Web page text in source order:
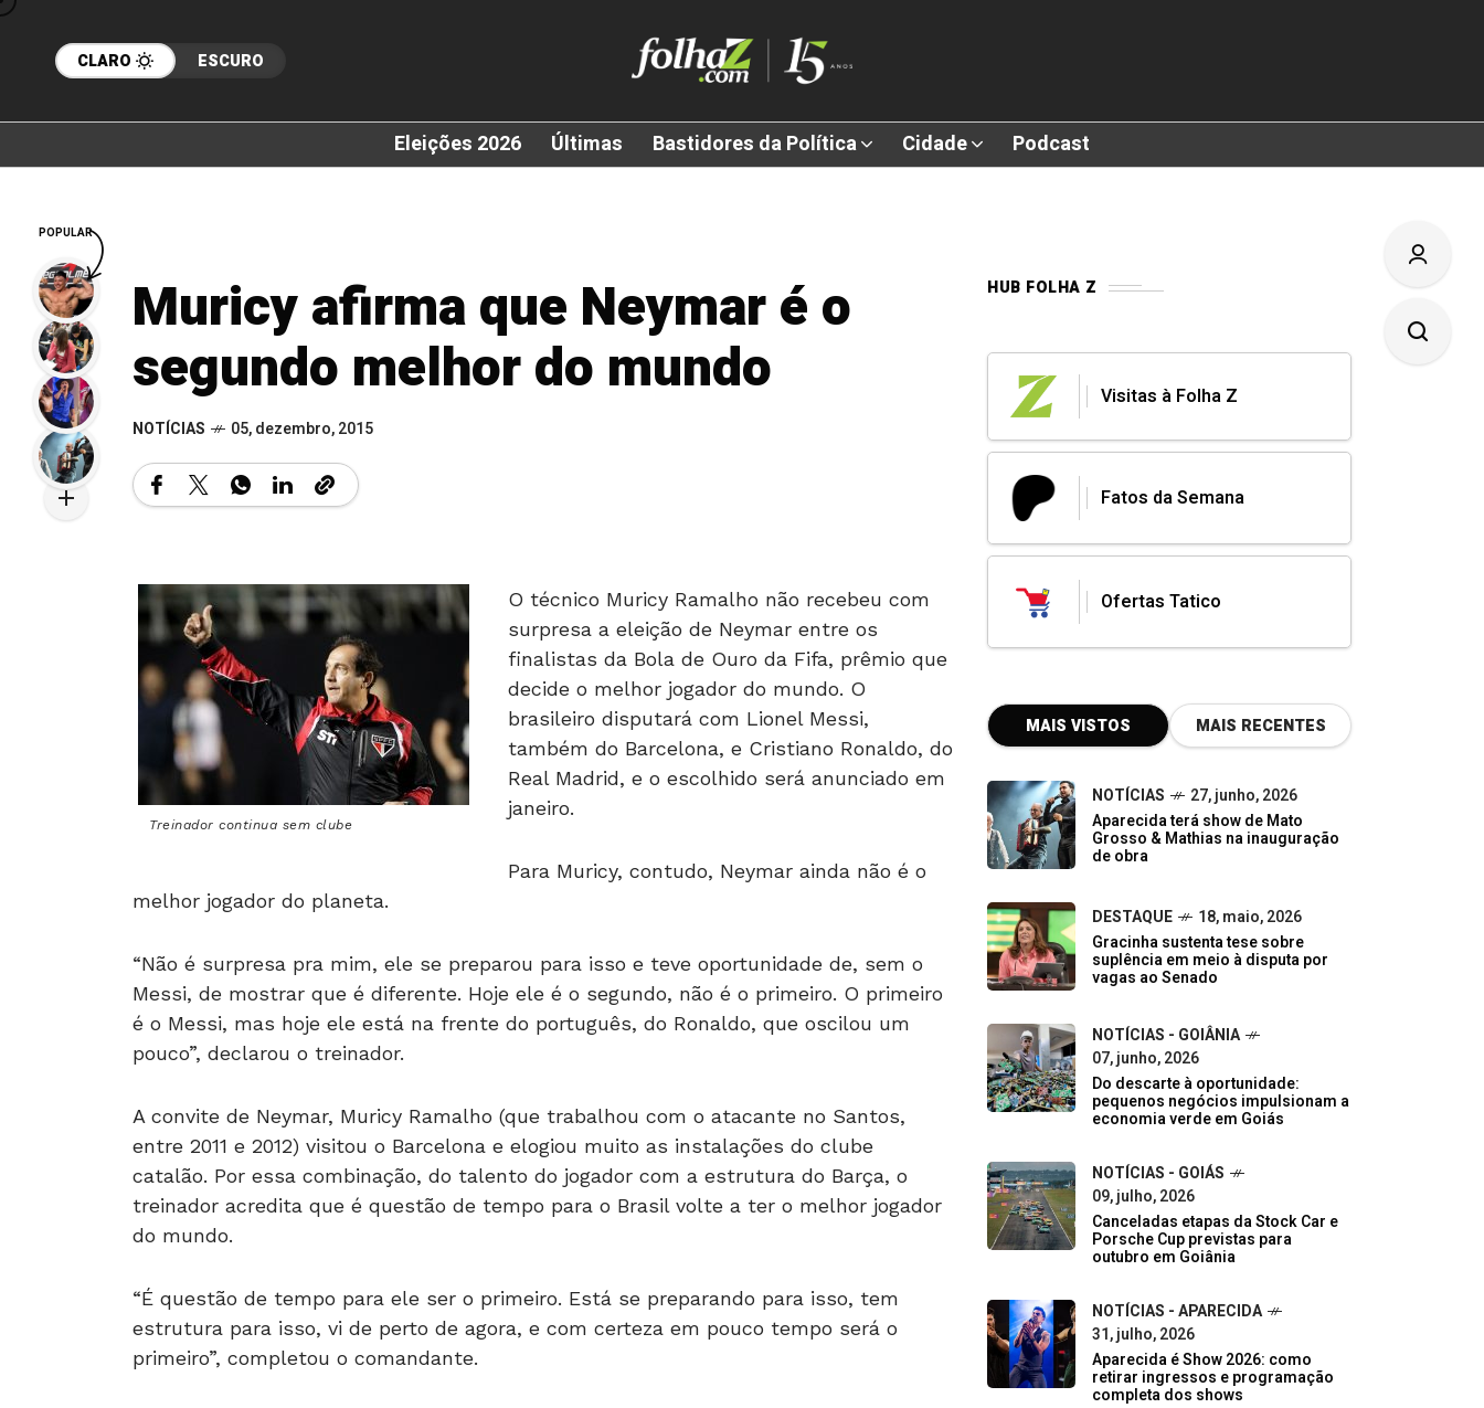
CLARO ESCURO
Eleições 2026 Últimas Bastidores da Política Cidade Podcast
Muricy afirma que Neymar é o
segundo melhor do mundo
NOTÍCIAS 05, dezembro, 2015
Treinador continua sem clube
O técnico Muricy Ramalho não recebeu com
surpresa a eleição de Neymar entre os
finalistas da Bola de Ouro da Fifa, prêmio que
decide o melhor jogador do mundo. O
brasileiro disputará com Lionel Messi,
também do Barcelona, e Cristiano Ronaldo, do
Real Madrid, e o escolhido será anunciado em
janeiro.
Para Muricy, contudo, Neymar ainda não é o
melhor jogador do planeta.
“Não é surpresa pra mim, ele se preparou para isso e teve oportunidade de, sem o
Messi, de mostrar que é diferente. Hoje ele é o segundo, não é o primeiro. O primeiro
é o Messi, mas hoje ele está na frente do português, do Ronaldo, que oscilou um
pouco”, declarou o treinador.
A convite de Neymar, Muricy Ramalho (que trabalhou com o atacante no Santos,
entre 2011 e 2012) visitou o Barcelona e elogiou muito as instalações do clube
catalão. Por essa combinação, do talento do jogador com a estrutura do Barça, o
treinador acredita que é questão de tempo para o Brasil volte a ter o melhor jogador
do mundo.
“É questão de tempo para ele ser o primeiro. Está se preparando para isso, tem
estrutura para isso, vi de perto de agora, e com certeza em pouco tempo será o
primeiro”, completou o comandante.
HUB FOLHA Z
Visitas à Folha Z
Fatos da Semana
Ofertas Tatico
MAIS VISTOS MAIS RECENTES
NOTÍCIAS
27, junho, 2026
Aparecida terá show de Mato
Grosso & Mathias na inauguração
de obra
DESTAQUE
18, maio, 2026
Gracinha sustenta tese sobre
suplência em meio à disputa por
vagas ao Senado
NOTÍCIAS - GOIÂNIA
07, junho, 2026
Do descarte à oportunidade:
pequenos negócios impulsionam a
economia verde em Goiás
NOTÍCIAS - GOIÁS
09, julho, 2026
Canceladas etapas da Stock Car e
Porsche Cup previstas para
outubro em Goiânia
NOTÍCIAS - APARECIDA
31, julho, 2026
Aparecida é Show 2026: como
retirar ingressos e programação
completa dos shows
POPULAR